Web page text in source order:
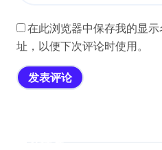
在此浏览器中保存我的显
址，以便下次评论时使用。